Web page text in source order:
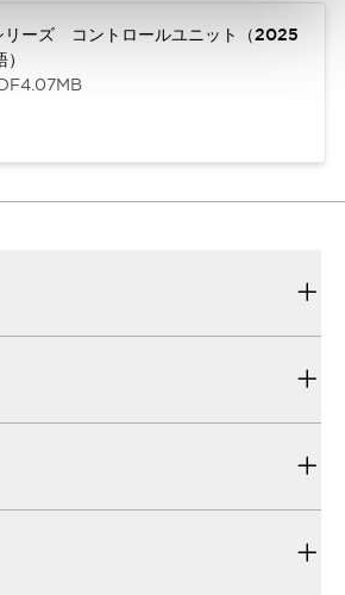
ーズ コントロールユニット（2025
4.07MB